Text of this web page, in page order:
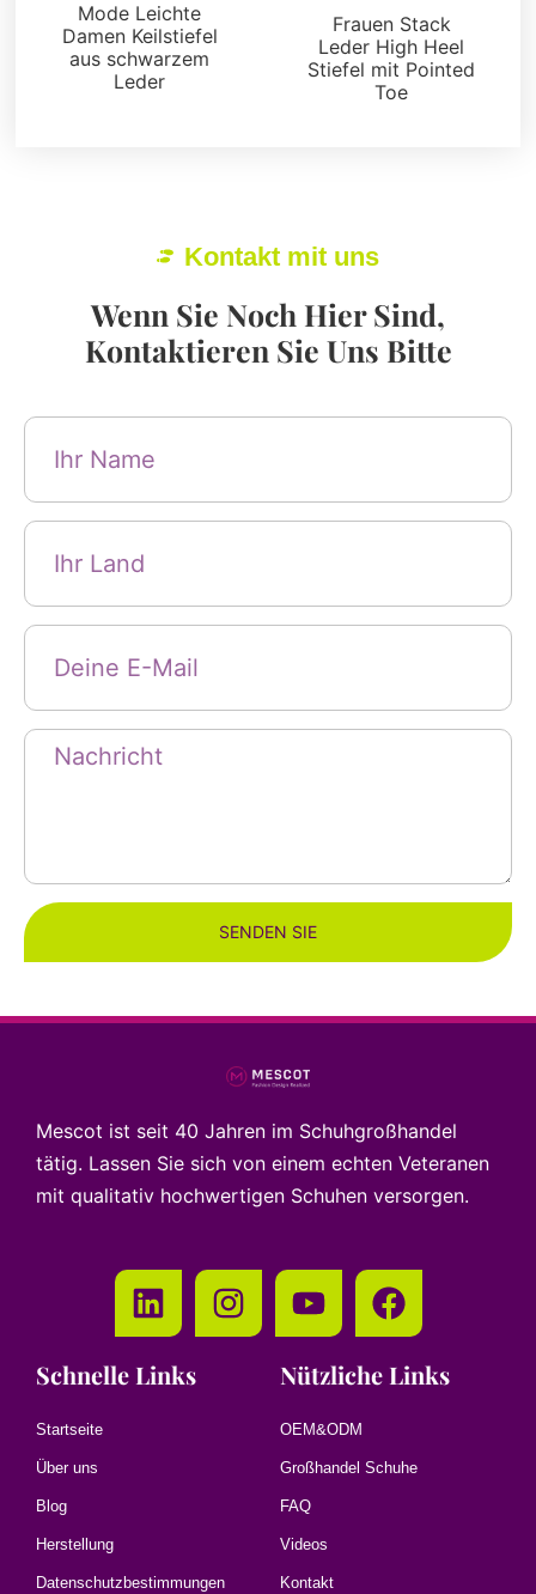
Mode Leichte
Damen Keilstiefel
aus schwarzem
Leder
Frauen Stack
Leder High Heel
Stiefel mit Pointed
Toe
Kontakt mit uns
Wenn Sie Noch Hier Sind,
Kontaktieren Sie Uns Bitte
SENDEN SIE
Mescot ist seit 40 Jahren im Schuhgroßhandel
tätig. Lassen Sie sich von einem echten Veteranen
mit qualitativ hochwertigen Schuhen versorgen.
Schnelle Links
Startseite
Über uns
Blog
Herstellung
Datenschutzbestimmungen
Nützliche Links
OEM&ODM
Großhandel Schuhe
FAQ
Videos
Kontakt